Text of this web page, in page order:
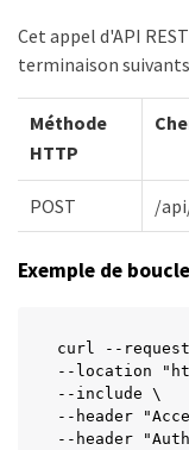
Cet appel d'API
terminaison
Méthode
HTTP
POST /
Exemple de boucle
curl --request
--location
--include \
--header
--header